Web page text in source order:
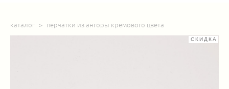
каталог > перчатки из ангоры кремового цвета
СКИДКА